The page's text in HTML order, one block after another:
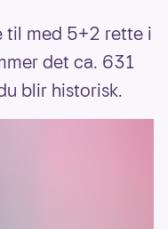
til med 5+2 rette i
det ca. 631
blir historisk.